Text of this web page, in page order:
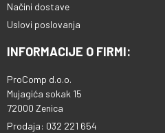
Načini dostave
Uslovi poslovanja
INFORMACIJE O FIRMI:
ProComp d.o.o.
Mujagića sokak 15
72000 Zenica
Prodaja: 032 221 654